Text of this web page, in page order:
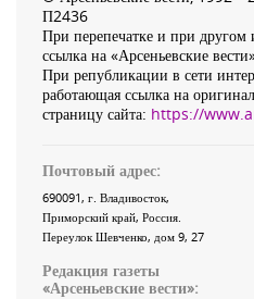
П2436
При перепечатке и при другом
ссылка на «Арсеньевские
При републикации в сети
работающая ссылка на
страницу сайта: https://
Почтовый адрес:
690091, г. Владивосток,
Приморский край, Россия
Переулок Шевченко, дом 9, 27
Редакция газеты
«Арсеньевские вести»: